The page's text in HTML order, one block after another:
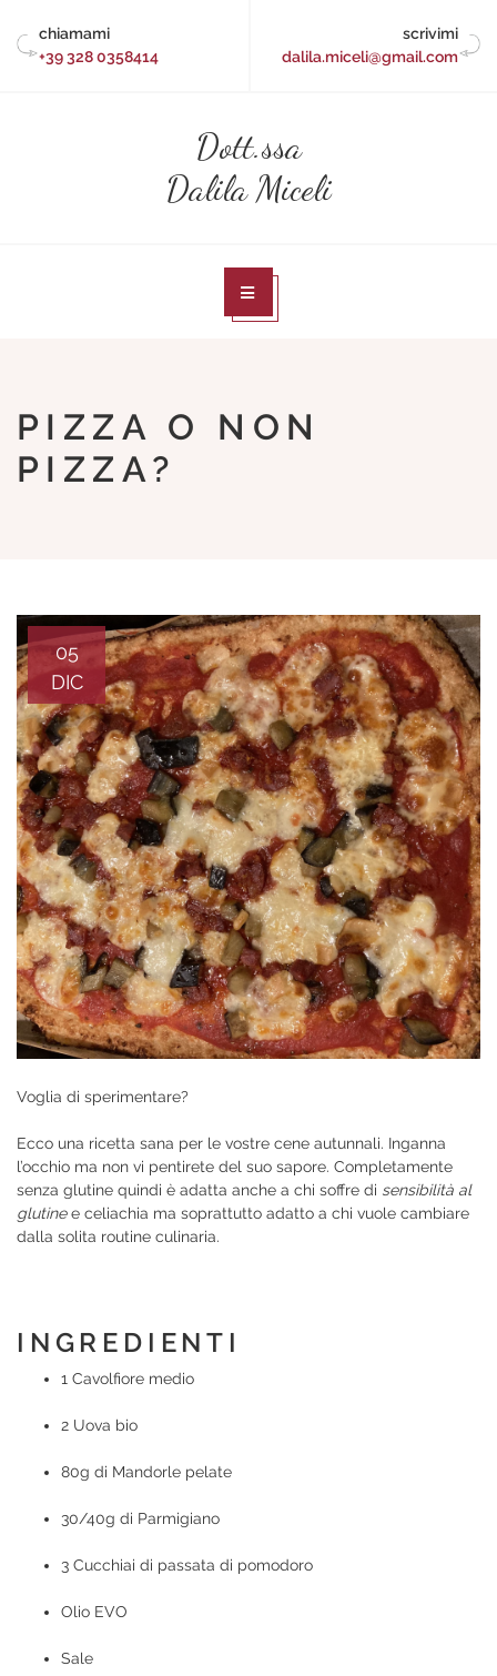
content
chiamami
+39 328 0358414
scrivimi
dalila.miceli@gmail.com
Dott.ssa
Dalila Miceli
PIZZA O NON
PIZZA?
05
DIC
Voglia di sperimentare?
Ecco una ricetta sana per le vostre cene autunnali. Inganna
l’occhio ma non vi pentirete del suo sapore. Completamente
senza glutine quindi è adatta anche a chi soffre di sensibilità al
glutinee celiachia ma soprattutto adatto a chi vuole cambiare
dalla solita routine culinaria.
INGREDIENTI
1 Cavolfiore medio
2 Uova bio
80g di Mandorle pelate
30/40g di Parmigiano
3 Cucchiai di passata di pomodoro
Olio EVO
Sale